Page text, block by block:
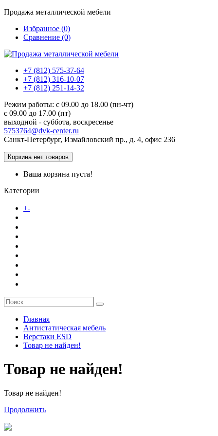
Продажа металлической мебели
Избранное (0)
Сравнение (0)
+7 (812) 575-37-64
+7 (812) 316-10-07
+7 (812) 251-14-32
Режим работы: c 09.00 до 18.00 (пн-чт)
c 09.00 до 17.00 (пт)
выходной - суббота, воскресенье
5753764@dvk-center.ru
Санкт-Петербург, Измайловский пр., д. 4, офис 236
Корзина нет товаров
Ваша корзина пуста!
Категории
+-
Главная
Антистатическая мебель
Верстаки ESD
Товар не найден!
Товар не найден!
Товар не найден!
Продолжить